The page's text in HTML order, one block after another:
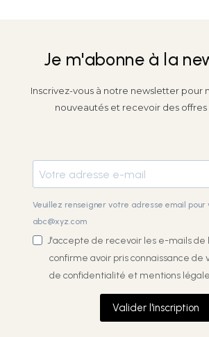
Je m'abonne à la
Inscrivez-vous à notre newsletter pour
nouveautés et recevoir des offres
Veuillez renseigner votre adresse email pour
abc@xyz.com
J'accepte de recevoir les e-mails de
confirme avoir pris connaissance de
de confidentialité et mentions
Valider l'inscription